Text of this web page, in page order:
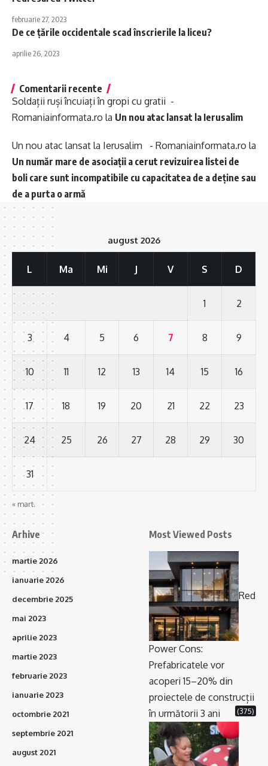
februarie 27, 2023
De ce țările occidentale scad înscrierile la liceu?
aprilie 26, 2023
Comentarii recente
Soldații ruși încuiați în gropi cu gratii -
Romaniainformata.ro la Un nou atac lansat la Ierusalim
Un nou atac lansat la Ierusalim - Romaniainformata.ro la
Un număr mare de asociații a cerut revizuirea listei de
boli care sunt incompatibile cu capacitatea de a deține sau
de a purta o armă
august 2026
L Ma Mi J V S D
1 2
3 4 5 6 7 8 9
10 11 12 13 14 15 16
17 18 19 20 21 22 23
24 25 26 27 28 29 30
31
« mart.
Arhive
martie 2026
ianuarie 2026
decembrie 2025
mai 2023
aprilie 2023
martie 2023
februarie 2023
ianuarie 2023
octombrie 2021
septembrie 2021
august 2021
Most Viewed Posts
Red
Power Cons:
Prefabricatele vor
acoperi 15–20% din
proiectele de construcții
în următorii 3 ani
(375)